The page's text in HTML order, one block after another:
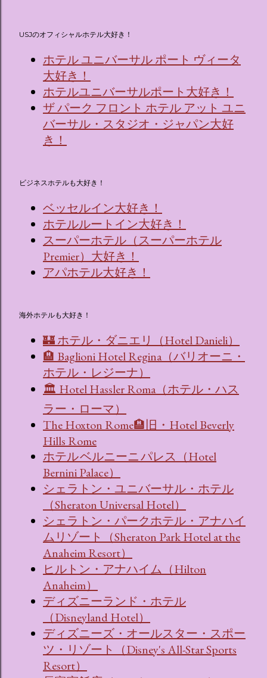
USJのオフィシャルホテル大好き！
ホテル ユニバーサル ポート ヴィータ
大好き！
ホテルユニバーサルポート大好き！
ザ パーク フロント ホテル アット ユニ
バーサル・スタジオ・ジャパン大好
き！
ビジネスホテルも大好き！
ベッセルイン大好き！
ホテルルートイン大好き！
スーパーホテル（スーパーホテル
Premier）大好き！
アパホテル大好き！
海外ホテルも大好き！
🏰 ホテル・ダニエリ（Hotel Danieli）
🏨 Baglioni Hotel Regina（バリオーニ・
ホテル・レジーナ）
🏛 Hotel Hassler Roma（ホテル・ハス
ラー・ローマ）
The Hoxton Rome🏨旧・Hotel Beverly
Hills Rome
ホテル ベルニーニ パレス（Hotel
Bernini Palace）
シェラトン・ユニバーサル・ホテル
（Sheraton Universal Hotel）
シェラトン・パークホテル・アナハイ
ムリゾート（Sheraton Park Hotel at the
Anaheim Resort）
ヒルトン・アナハイム（Hilton
Anaheim）
ディズニーランド・ホテル
（Disneyland Hotel）
ディズニーズ・オールスター・スポー
ツ・リゾート（Disney's All-Star Sports
Resort）